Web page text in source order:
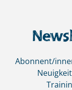
Abonnent/